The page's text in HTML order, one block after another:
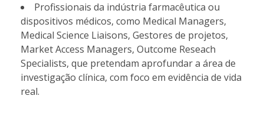
Profissionais da indústria farmacêutica ou
dispositivos médicos, como Medical Managers,
Medical Science Liaisons, Gestores de projetos,
Market Access Managers, Outcome Reseach
Specialists, que pretendam aprofundar a área de
investigação clínica, com foco em evidência de vida
real.